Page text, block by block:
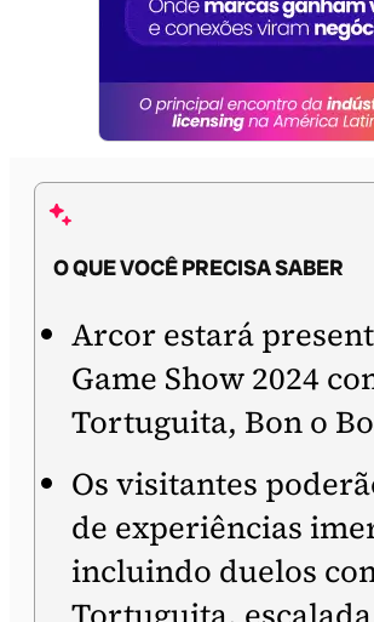
O QUE VOCÊ PRECISA SABER
Arcor estará
Game Show 2024
Tortuguita, Bon o
Os visitantes
de experiências
incluindo duelos